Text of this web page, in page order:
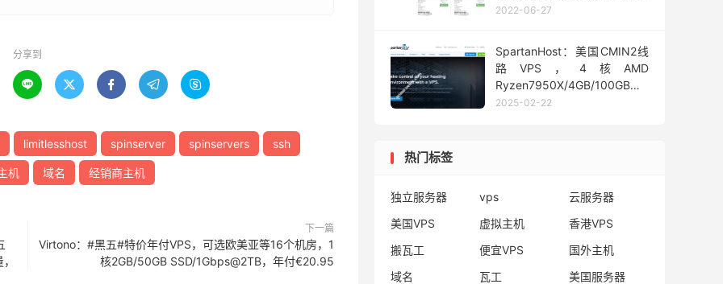
分享到
    
limitlesshost spinserver spinservers ssh
机 域名 经销商主机
下一篇
Virtono：#黑五#特价年付VPS，可选欧美亚等16个机房，1
核2GB/50GB SSD/1Gbps@2TB，年付€20.95
起
2022-06-27
SpartanHost：美国CMIN2线
路VPS，4核AMD
Ryzen7950X/4GB/100GB
NVMe，200Mbps-
2025-02-22
热门标签
独立服务器 vps
云服务器
美国VPS
虚拟主机
香港VPS
搬瓦工
便宜VPS
国外主机
域名
瓦工
美国服务器